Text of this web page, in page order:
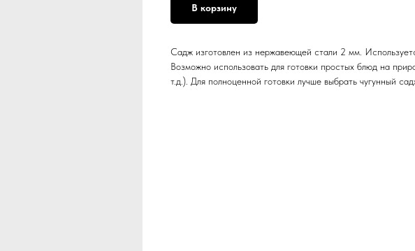
В корзину
Садж изготовлен из нержавеющей стали 2 мм.
Возможно использовать для готовки простых блюд на
т.д.). Для полноценной готовки лучше выбрать чугунный